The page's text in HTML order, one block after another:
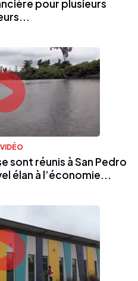
pour plusieurs
VIDÉO
sont réunis à San Pedro
élan à l’économie...